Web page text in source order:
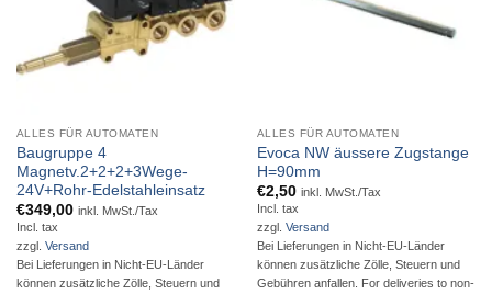
ALLES FÜR AUTOMATEN
Baugruppe 4
Magnetv.2+2+2+3Wege-
24V+Rohr-Edelstahleinsatz
€349,00 inkl. MwSt./Tax
Incl. tax
zzgl. Versand
Bei Lieferungen in Nicht-EU-Länder
können zusätzliche Zölle, Steuern und
ALLES FÜR AUTOMATEN
Evoca NW äussere Zugstange
H=90mm
€2,50 inkl. MwSt./Tax
Incl. tax
zzgl. Versand
Bei Lieferungen in Nicht-EU-Länder
können zusätzliche Zölle, Steuern und
Gebühren anfallen. For deliveries to non-